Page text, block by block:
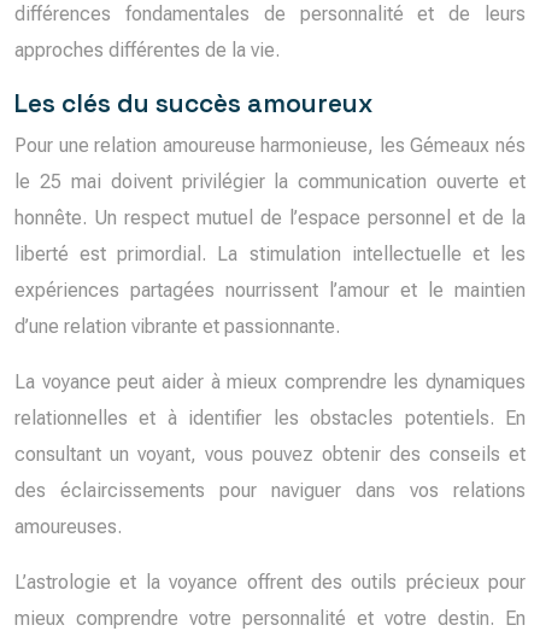
différences fondamentales de personnalité et de leurs
approches différentes de la vie.
Les clés du succès amoureux
Pour une relation amoureuse harmonieuse, les Gémeaux nés
le 25 mai doivent privilégier la communication ouverte et
honnête. Un respect mutuel de l’espace personnel et de la
liberté est primordial. La stimulation intellectuelle et les
expériences partagées nourrissent l’amour et le maintien
d’une relation vibrante et passionnante.
La voyance peut aider à mieux comprendre les dynamiques
relationnelles et à identifier les obstacles potentiels. En
consultant un voyant, vous pouvez obtenir des conseils et
des éclaircissements pour naviguer dans vos relations
amoureuses.
L’astrologie et la voyance offrent des outils précieux pour
mieux comprendre votre personnalité et votre destin. En